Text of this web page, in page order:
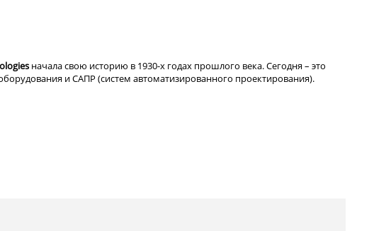
начала свою историю в 1930-х годах прошлого века. Сегодня – это
и САПР (систем автоматизированного проектирования).